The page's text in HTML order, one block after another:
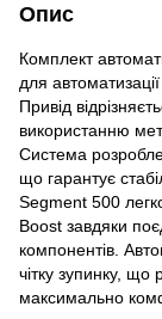
Опис
Комплект
для
Привід
використанню
Система
що гарантує
Segment 500
Boost завдяки
компонентів.
чітку зупинку,
максимально